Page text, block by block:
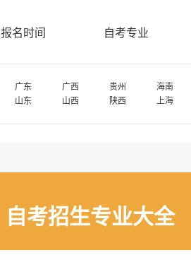
报名时间 自考专业
广东 广西 贵州 海南
山东 山西 陕西 上海
自考招生专业大全